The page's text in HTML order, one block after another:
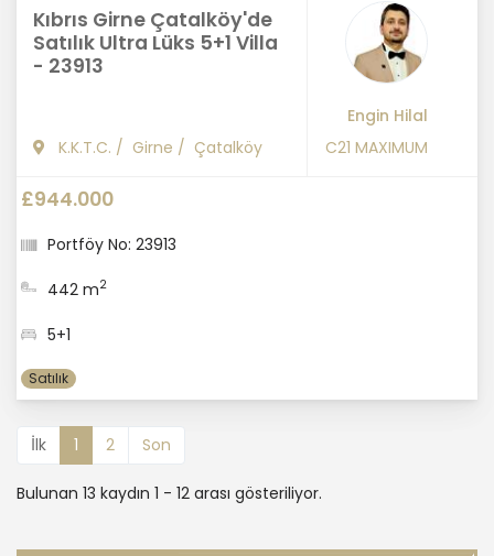
Kıbrıs Girne Çatalköy'de
Satılık Ultra Lüks 5+1 Villa
- 23913
K.K.T.C. / Girne / Çatalköy
Engin Hilal
C21 MAXIMUM
£944.000
Portföy No: 23913
442 m2
5+1
Satılık
İlk 1 2 Son
Bulunan 13 kaydın 1 - 12 arası gösteriliyor.